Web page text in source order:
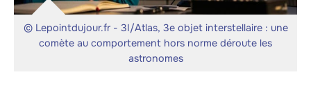
© Lepointdujour.fr - 3I/Atlas, 3e objet interstellaire : une
comète au comportement hors norme déroute les
astronomes